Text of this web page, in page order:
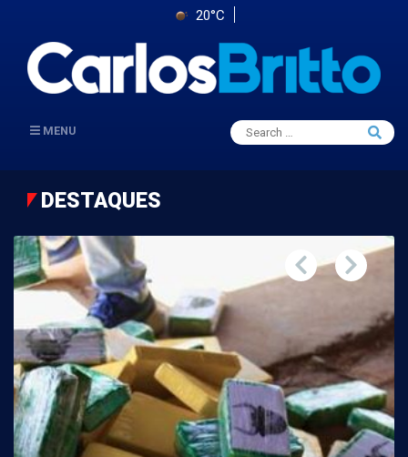
20°C
MENU
Search
for:
Search
DESTAQUES